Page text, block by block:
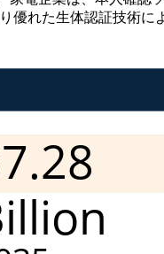
れた生体認証技術